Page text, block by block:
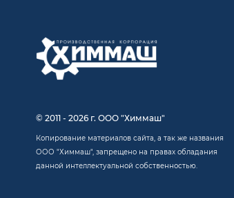
© 2011 - 2026 г. ООО "Химмаш"
Копирование материалов сайта, а так же названия
ООО "Химмаш", запрещено на правах обладания
данной интеллектуальной собственностью.